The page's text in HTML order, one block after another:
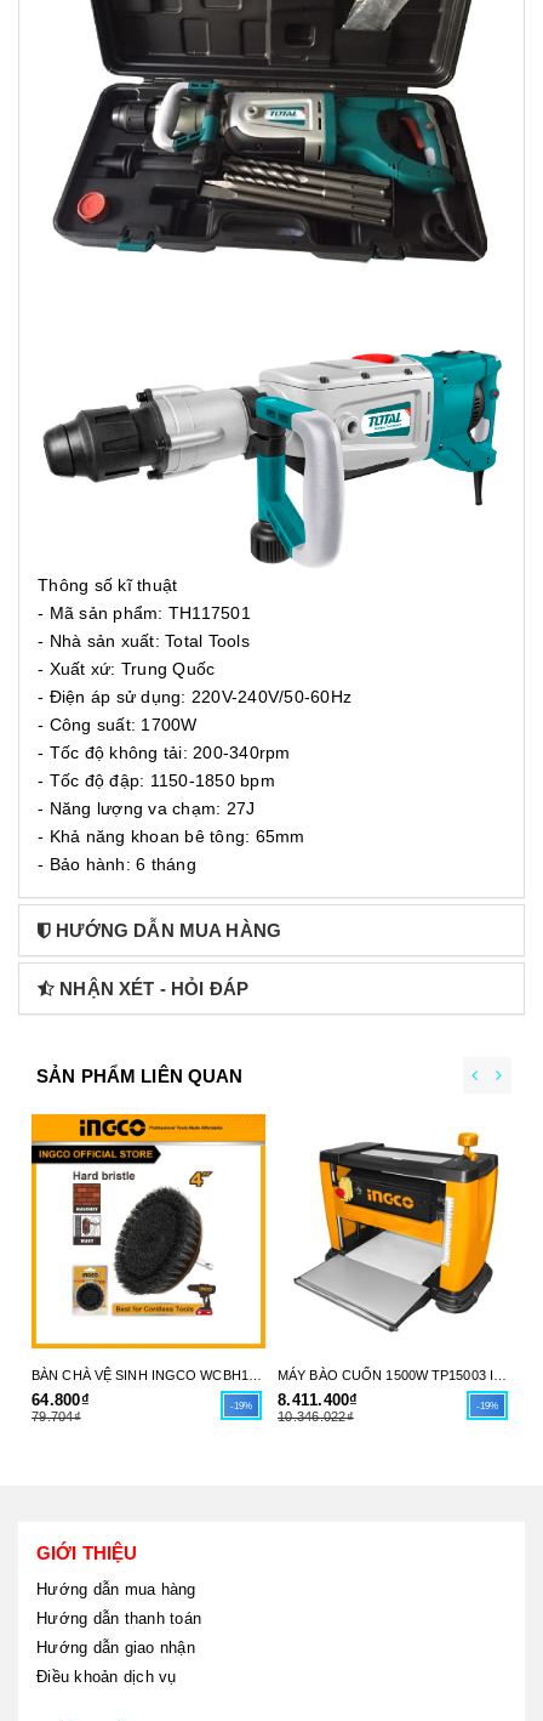
Thông số kĩ thuật
- Mã sản phẩm: TH117501
- Nhà sản xuất: Total Tools
- Xuất xứ: Trung Quốc
- Điện áp sử dụng: 220V-240V/50-60Hz
- Công suất: 1700W
- Tốc độ không tải: 200-340rpm
- Tốc độ đập: 1150-1850 bpm
- Năng lượng va chạm: 27J
- Khả năng khoan bê tông: 65mm
- Bảo hành: 6 tháng
HƯỚNG DẪN MUA HÀNG
NHẬN XÉT - HỎI ĐÁP
SẢN PHẨM LIÊN QUAN
64.800₫
79.704₫
-19% 8.411.400₫
10.346.022₫
-19%
GIỚI THIỆU
Hướng dẫn mua hàng
Hướng dẫn thanh toán
Hướng dẫn giao nhận
Điều khoản dịch vụ